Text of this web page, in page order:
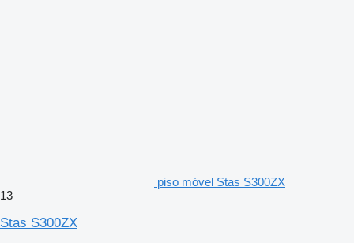
piso móvel Stas S300ZX
13
Stas S300ZX